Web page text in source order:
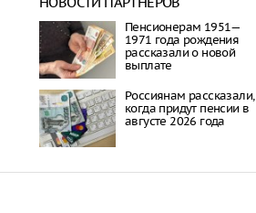
Пенсионерам 1951—
1971 года рождения
рассказали о новой
выплате
Россиянам рассказали,
когда придут пенсии в
августе 2026 года